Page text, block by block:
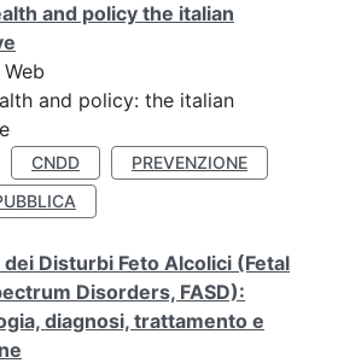
and policy the italian
and policy: the italian
CNDD
PREVENZIONE
Disturbi Feto Alcolici (Fetal
Disorders, FASD):
diagnosi, trattamento e